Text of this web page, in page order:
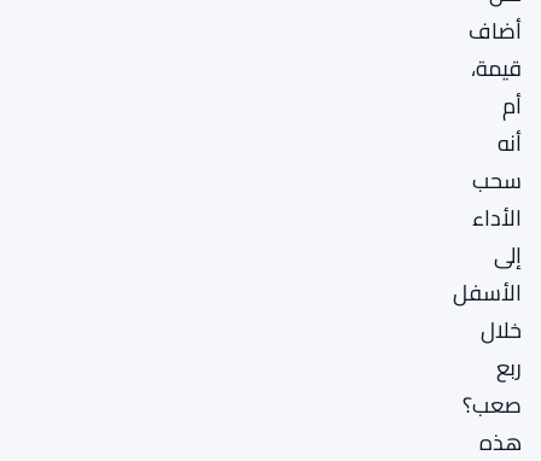
أضاف
قيمة،
أم
أنه
سحب
الأداء
إلى
الأسفل
خلال
ربع
صعب؟
هذه